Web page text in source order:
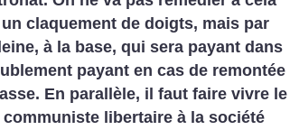
claquement de doigts, mais par
à la base, qui sera payant dans
payant en cas de remontée
En parallèle, il faut faire vivre le
libertaire à la société